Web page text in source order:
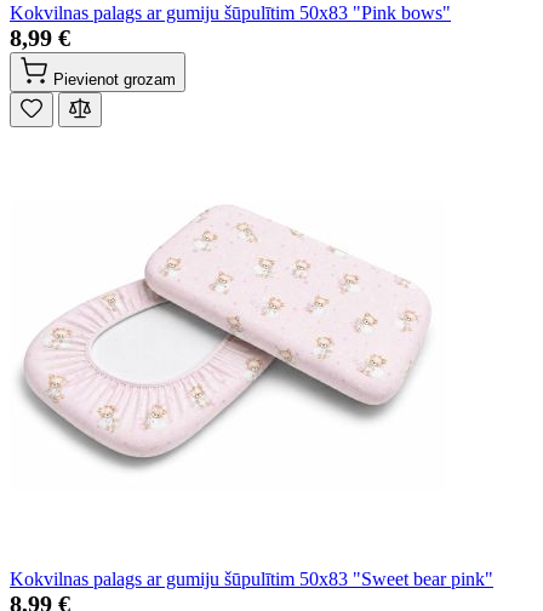
Kokvilnas palags ar gumiju šūpulītim 50x83 "Pink bows"
8,99 €
Pievienot grozam
Kokvilnas palags ar gumiju šūpulītim 50x83 "Sweet bear pink"
8,99 €